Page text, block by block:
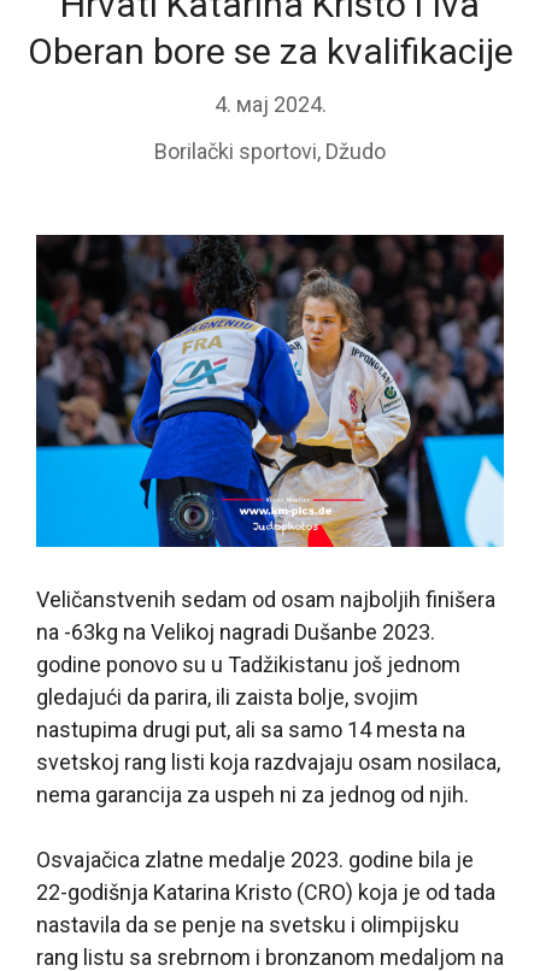
Oberan bore se za kvalifikacije
4. мај 2024.
Borilački sportovi, Džudo
Veličanstvenih sedam od osam najboljih finišera
na -63kg na Velikoj nagradi Dušanbe 2023.
godine ponovo su u Tadžikistanu još jednom
gledajući da parira, ili zaista bolje, svojim
nastupima drugi put, ali sa samo 14 mesta na
svetskoj rang listi koja razdvajaju osam nosilaca,
nema garancija za uspeh ni za jednog od njih.
Osvajačica zlatne medalje 2023. godine bila je
22-godišnja Katarina Kristo (CRO) koja je od tada
nastavila da se penje na svetsku i olimpijsku
rang listu sa srebrnom i bronzanom medaljom na